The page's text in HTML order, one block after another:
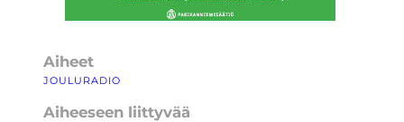
Aiheet
JOULURADIO
Aiheeseen liittyvää